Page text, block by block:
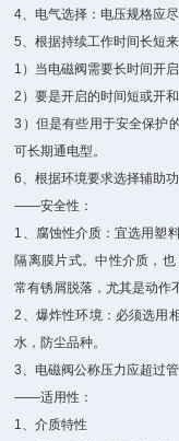
4、电气选择：电压规格应
5、根据持续工作时间长短
1）当电磁阀需要长时间开
2）要是开启的时间短或开
3）但是有些用于安全保护
可长期通电型。
6、根据环境要求选择辅助
——安全性：
1、腐蚀性介质：宜选用塑
隔离膜片式。中性介质，
常有锈屑脱落，尤其是动作
2、爆炸性环境：必须选用
水，防尘品种。
3、电磁阀公称压力应超过管
——适用性：
1、介质特性